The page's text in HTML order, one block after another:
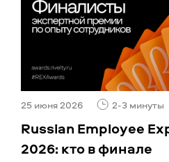
25 июня 2026 2-3 минуты
Russian Employee
2026: кто в финале